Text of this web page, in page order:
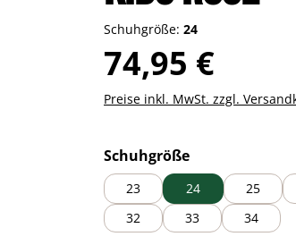
Schuhgröße: 24
Regulärer Preis:
74,95 €
Preise inkl. MwSt. zzgl.
Schuhgrößeauswählen
23 24 25
32
33 34